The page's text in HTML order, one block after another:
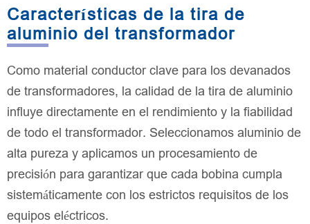
Características de la tira de
aluminio del transformador
Como material conductor clave para los devanados
de transformadores, la calidad de la tira de aluminio
influye directamente en el rendimiento y la fiabilidad
de todo el transformador. Seleccionamos aluminio de
alta pureza y aplicamos un procesamiento de
precisión para garantizar que cada bobina cumpla
sistemáticamente con los estrictos requisitos de los
equipos eléctricos.